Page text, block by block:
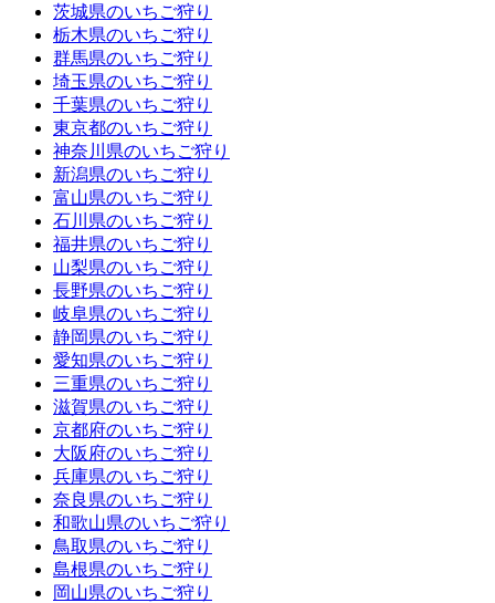
茨城県のいちご狩り
栃木県のいちご狩り
群馬県のいちご狩り
埼玉県のいちご狩り
千葉県のいちご狩り
東京都のいちご狩り
神奈川県のいちご狩り
新潟県のいちご狩り
富山県のいちご狩り
石川県のいちご狩り
福井県のいちご狩り
山梨県のいちご狩り
長野県のいちご狩り
岐阜県のいちご狩り
静岡県のいちご狩り
愛知県のいちご狩り
三重県のいちご狩り
滋賀県のいちご狩り
京都府のいちご狩り
大阪府のいちご狩り
兵庫県のいちご狩り
奈良県のいちご狩り
和歌山県のいちご狩り
鳥取県のいちご狩り
島根県のいちご狩り
岡山県のいちご狩り